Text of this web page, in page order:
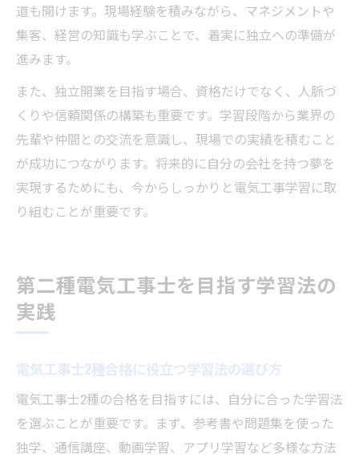
道も開けます。現場経験を積みながら、マネジメントや
集客、経営の知識も学ぶことで、着実に独立への準備が
進みます。
また、独立開業を目指す場合、資格だけでなく、人脈づ
くりや信頼関係の構築も重要です。学習段階から業界の
先輩や仲間との交流を意識し、現場での実績を積むこと
が成功につながります。将来的に自分の会社を持つ夢を
実現するためにも、今からしっかりと電気工事学習に取
り組むことが重要です。
第二種電気工事士を目指す学習法の
実践
電気工事士2種合格に役立つ学習法の選び方
電気工事士2種の合格を目指すには、自分に合った学習法
を選ぶことが重要です。まず、参考書や問題集を使った
独学、通信講座、動画学習、アプリ学習など多様な方法